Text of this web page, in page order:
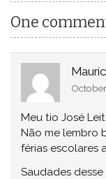
One
Meu tio José
Não me lembro
férias escolares
Saudades desse